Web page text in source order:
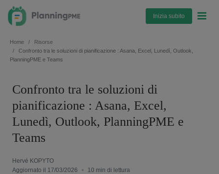
Inizia subito
Home
Risorse
Confronto tra le soluzioni di pianificazione : Asana, Excel, Lunedì, Outlook,
PlanningPME e Teams
Confronto tra le soluzioni di
pianificazione : Asana, Excel,
Lunedì, Outlook, PlanningPME e
Teams
Hervé KOPYTO
Aggiornato il 17/03/2026
• 10 min di lettura